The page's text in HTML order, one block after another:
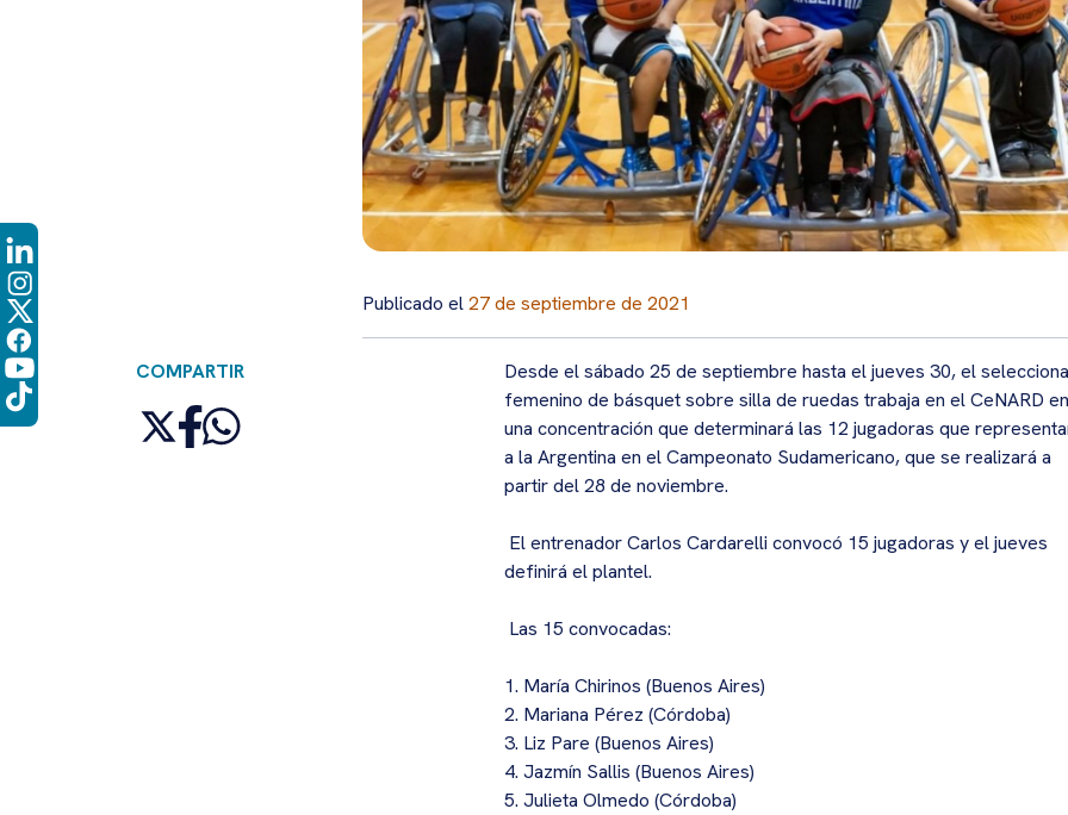
Publicado el27 de septiembre de 2021
COMPARTIR
Desde el sábado 25 de septiembre hasta el jueves 30, el
femenino de básquet sobre silla de ruedas trabaja en el CeNARD en
una concentración que determinará las 12 jugadoras que
a la Argentina en el Campeonato Sudamericano, que se realizará a
partir del 28 de noviembre.
El entrenador Carlos Cardarelli convocó 15 jugadoras y el jueves
definirá el plantel.
Las 15 convocadas:
1. María Chirinos (Buenos Aires)
2. Mariana Pérez (Córdoba)
3. Liz Pare (Buenos Aires)
4. Jazmín Sallis (Buenos Aires)
5. Julieta Olmedo (Córdoba)